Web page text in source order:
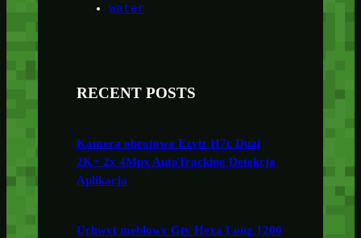
Water
RECENT POSTS
Kamera obrotowa Ezviz H7c Dual
2K+ 2x 4Mpx AutoTracking Detekcja
Aplikacja
Uchwyt meblowy Gtv Hexa Long 1200